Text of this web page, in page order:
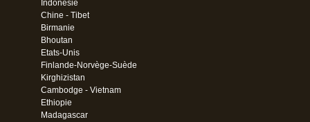
Indonésie
Chine - Tibet
Birmanie
Bhoutan
Etats-Unis
Finlande-Norvège-Suède
Kirghizistan
Cambodge - Vietnam
Ethiopie
Madagascar